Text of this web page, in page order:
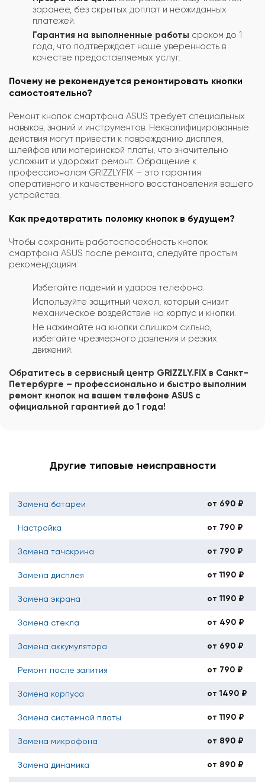
заранее, без скрытых доплат и неожиданных
платежей.
Гарантия на выполненные работы сроком до 1
года, что подтверждает наше уверенность в
качестве предоставляемых услуг.
Почему не рекомендуется ремонтировать кнопки
самостоятельно?
Ремонт кнопок смартфона ASUS требует специальных
навыков, знаний и инструментов. Неквалифицированные
действия могут привести к повреждению дисплея,
шлейфов или материнской платы, что значительно
усложнит и удорожит ремонт. Обращение к
профессионалам GRIZZLY.FIX – это гарантия
оперативного и качественного восстановления вашего
устройства.
Как предотвратить поломку кнопок в будущем?
Чтобы сохранить работоспособность кнопок
смартфона ASUS после ремонта, следуйте простым
рекомендациям:
Избегайте падений и ударов телефона.
Используйте защитный чехол, который снизит
механическое воздействие на корпус и кнопки.
Не нажимайте на кнопки слишком сильно,
избегайте чрезмерного давления и резких
движений.
Обратитесь в сервисный центр GRIZZLY.FIX в Санкт-
Петербурге – профессионально и быстро выполним
ремонт кнопок на вашем телефоне ASUS с
официальной гарантией до 1 года!
Другие типовые неисправности
Замена батареи от 690 ₽
Настройка от 790 ₽
Замена тачскрина от 790 ₽
Замена дисплея от 1190 ₽
Замена экрана от 1190 ₽
Замена стекла от 490 ₽
Замена аккумулятора от 690 ₽
Ремонт после залития от 790 ₽
Замена корпуса от 1490 ₽
Замена системной платы от 1190 ₽
Замена микрофона от 890 ₽
Замена динамика от 890 ₽